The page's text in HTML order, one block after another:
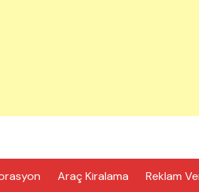
Araç Kiralama Reklam